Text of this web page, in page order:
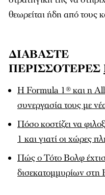
θεωρείται ήδη από τους
ΔΙΑΒΑΣΤΕ
ΠΕΡΙΣΣΟΤΕΡΕΣ
Η Formula 1® και η
συνεργασία τους με
Πόσο κοστίζει να
1 και γιατί οι χώρες
Πώς ο Τότο Βολφ
δισεκατομμυρίων στη